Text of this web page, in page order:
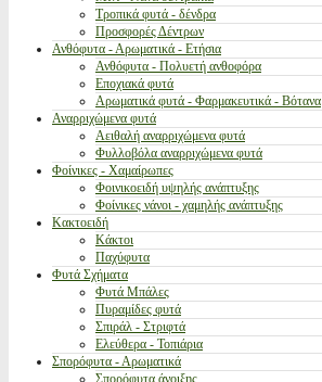
Τροπικά φυτά - δένδρα
Προσφορές Δέντρων
Ανθόφυτα - Αρωματικά - Ετήσια
Ανθόφυτα - Πολυετή ανθοφόρα
Εποχιακά φυτά
Αρωματικά φυτά - Φαρμακευτικά - Βότανα
Αναρριχώμενα φυτά
Αειθαλή αναρριχώμενα φυτά
Φυλλοβόλα αναρριχώμενα φυτά
Φοίνικες - Χαμαίρωπες
Φοινικοειδή υψηλής ανάπτυξης
Φοίνικες νάνοι - χαμηλής ανάπτυξης
Κακτοειδή
Κάκτοι
Παχύφυτα
Φυτά Σχήματα
Φυτά Μπάλες
Πυραμίδες φυτά
Σπιράλ - Στριφτά
Ελεύθερα - Τοπιάρια
Σπορόφυτα - Αρωματικά
Σπορόφυτα άνοιξης